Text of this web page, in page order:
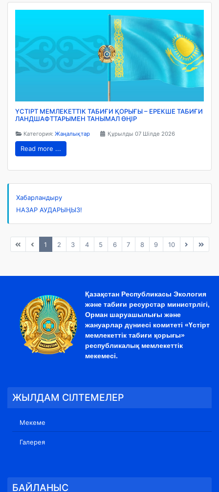
ҮСТІРТ МЕМЛЕКЕТТІК ТАБИҒИ ҚОРЫҒЫ – ЕРЕКШЕ ТАБИҒИ
ЛАНДШАФТТАРЫМЕН ТАНЫМАЛ ӨҢІР
Категория:Жаңалықтар Құрылды 07 Шілде 2026
Read more ...
Хабарландыру
НАЗАР АУДАРЫҢЫЗ!
1 2 3 4 5 6 7 8 9 10
Қазақстан Республикасы Экология
және табиғи ресурстар министрлігі,
Орман шаруашылығы және
жануарлар дүниесі комитеті «Үстірт
мемлекеттік табиғи қорығы»
республикалық мемлекеттік
мекемесі.
ЖЫЛДАМ СІЛТЕМЕЛЕР
Мекеме
Галерея
БАЙЛАНЫС